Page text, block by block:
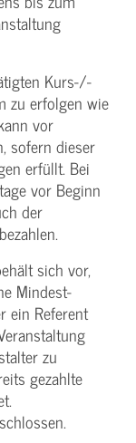
Kurs-/­
zu erfolgen wie
vor
sofern dieser
erfüllt. Bei
vor Beginn
der
sich vor,
Mindest­
ein Referent
zu
gezahlte